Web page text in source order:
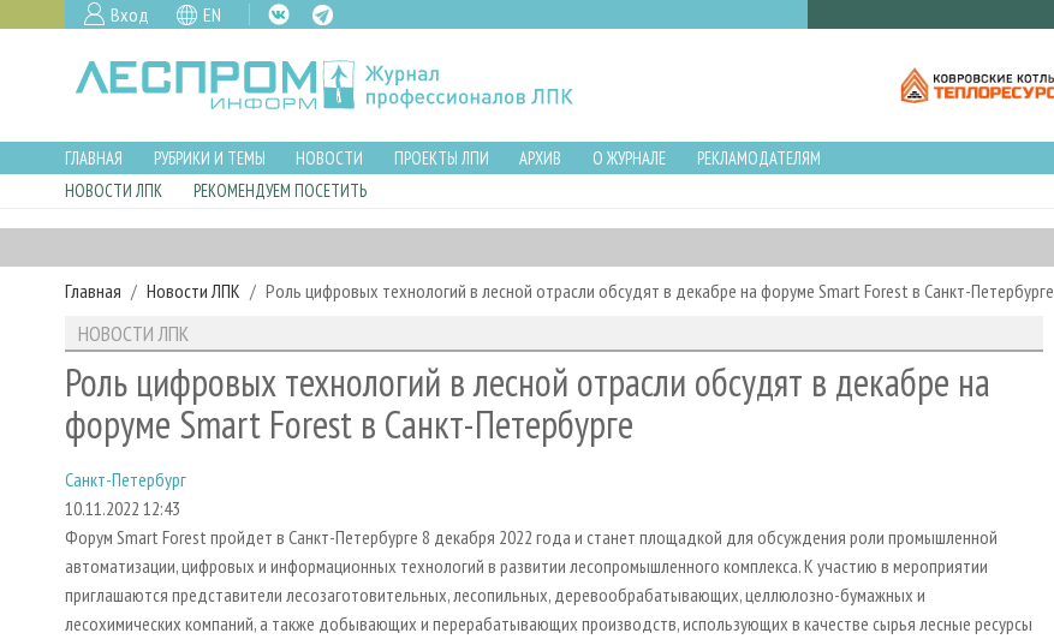
Вход EN
ГЛАВНАЯ РУБРИКИ И ТЕМЫ НОВОСТИ ПРОЕКТЫ ЛПИ АРХИВ О ЖУРНАЛЕ
РЕКЛАМОДАТЕЛЯМ
НОВОСТИ ЛПК
РЕКОМЕНДУЕМ ПОСЕТИТЬ
Главная Новости ЛПК Роль цифровых технологий в лесной отрасли обсудят в декабре на форуме Smart Forest в Санкт-Петербурге
НОВОСТИ ЛПК
Роль цифровых технологий в лесной отрасли обсудят в декабре на
форуме Smart Forest в Санкт-Петербурге
Санкт-Петербург
10.11.2022 12:43
Форум Smart Forest пройдет в Санкт-Петербурге 8 декабря 2022 года и станет площадкой для обсуждения роли промышленной
автоматизации, цифровых и информационных технологий в развитии лесопромышленного комплекса. К участию в мероприятии
приглашаются представители лесозаготовительных, лесопильных, деревообрабатывающих, целлюлозно-бумажных и
лесохимических компаний, а также добывающих и перерабатывающих производств, использующих в качестве сырья лесные ресурсы